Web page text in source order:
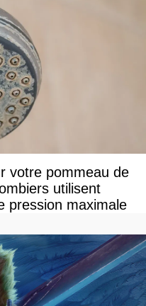
votre pommeau de
utilisent
pression maximale